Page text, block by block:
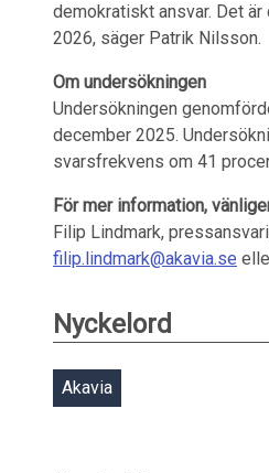
demokratiskt ansvar. Det
2026, säger Patrik Nilsson.
Om undersökningen
Undersökningen
december 2025.
svarsfrekvens om 41
För mer information,
Filip Lindmark,
filip.lindmark@akavia.se
Nyckelord
Akavia